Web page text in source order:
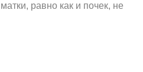
равно как и почек, не